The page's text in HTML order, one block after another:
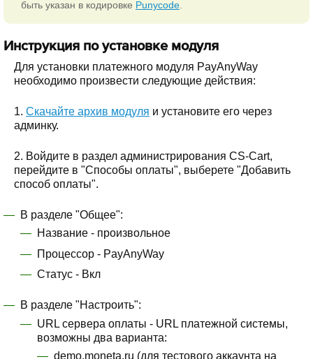
быть указан в кодировке Punycode
Инструкция по установке модуля
Для установки платежного модуля PayAnyWay
необходимо произвести следующие действия:
1. Скачайте архив модуля и установите его через
админку.
2. Войдите в раздел администрирования CS-Cart,
перейдите в "Способы оплаты", выберете "Добавить
способ оплаты".
В разделе "Общее":
Название - произвольное
Процессор - PayAnyWay
Статус - Вкл
В разделе "Настроить":
URL сервера оплаты - URL платежной системы,
возможны два варианта:
demo.moneta.ru (для тестового аккаунта на